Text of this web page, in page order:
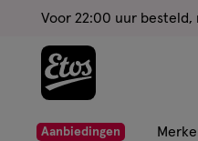
ga
de
hoofd
ga
Voor 22:00 uur besteld,
Aanbiedingen